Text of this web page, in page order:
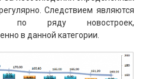
Следствием являются
по ряду новостроек,
в данной категории.